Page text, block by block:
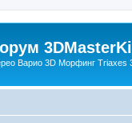
Варио 3D Морфинг Triaxes